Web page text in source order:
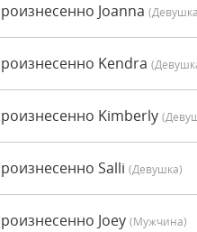
Joanna
Kendra
Kimberly
Salli (девушка)
Joey (мужчина)